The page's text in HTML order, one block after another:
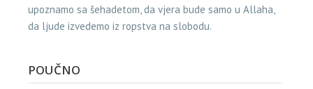
upoznamo sa šehadetom, da vjera bude samo u Allaha,
da ljude izvedemo iz ropstva na slobodu.
POUČNO